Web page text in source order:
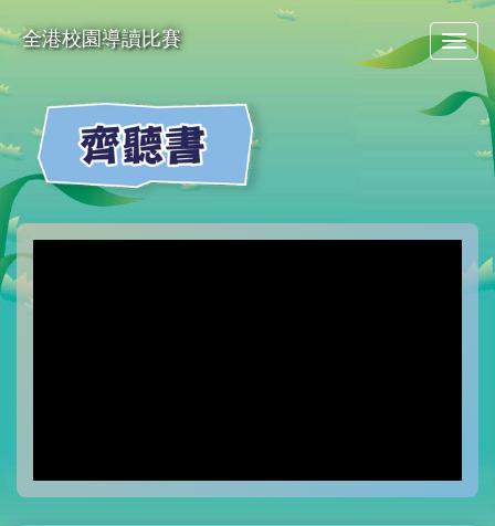
全港校園導讀比賽